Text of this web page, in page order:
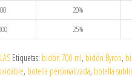
20%
25%
Etiquetas: bidón 700 ml, bidón Byron,
, botella personalizada, botella